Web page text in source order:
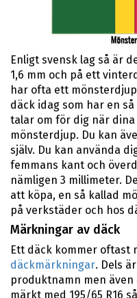
Enligt svensk lag så är
1,6 mm och på ett
har ofta ett
däck idag som har en
talar om för dig när
mönsterdjup. Du kan
själv. Du kan använda
femmans kant och
nämligen 3 millimeter.
att köpa, en så kallad
på verkstäder och hos
Märkningar av däck
Ett däck kommer oftast
däckmärkningar. Dels
produktnamn men
märkt med 195/65 R16